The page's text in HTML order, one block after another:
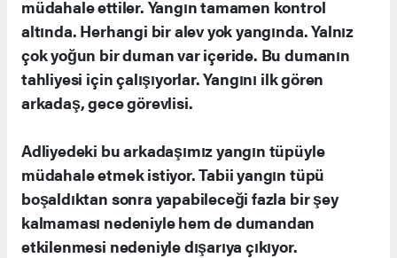
müdahale ettiler. Yangın tamamen kontrol
altında. Herhangi bir alev yok yangında. Yalnız
çok yoğun bir duman var içeride. Bu dumanın
tahliyesi için çalışıyorlar. Yangını ilk gören
arkadaş, gece görevlisi.
Adliyedeki bu arkadaşımız yangın tüpüyle
müdahale etmek istiyor. Tabii yangın tüpü
boşaldıktan sonra yapabileceği fazla bir şey
kalmaması nedeniyle hem de dumandan
etkilenmesi nedeniyle dışarıya çıkıyor.